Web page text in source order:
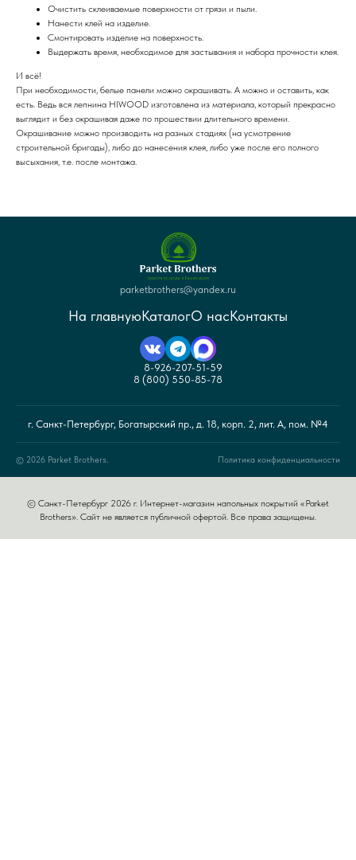
Очистить склеиваемые поверхности от грязи и пыли.
Нанести клей на изделие.
Смонтировать изделие на поверхность.
Выдержать время, необходимое для застывания и набора прочности клея.
И всё!
При необходимости, белые панели можно окрашивать. А можно и оставить, как
есть. Ведь вся лепнина HIWOOD изготовлена из материала, который прекрасно
выглядит и без окрашивая даже по прошествии длительного времени.
Окрашивание можно производить на разных стадиях (на усмотрение
строительной бригады), либо до нанесения клея, либо уже после его полного
высыхания, т.е. после монтажа.
parketbrothers@yandex.ru
На главнуюКаталогО насКонтакты
8-926-207-51-59
8 (800) 550-85-78
г. Санкт-Петербург, Богатырский пр., д. 18, корп. 2, лит. А, пом. №4
© 2026 Parket Brothers. Политика конфиденциальности
© Санкт-Петербург 2026 г. Интернет-магазин напольных покрытий «Parket
Brothers». Сайт не является публичной офертой. Все права защищены.